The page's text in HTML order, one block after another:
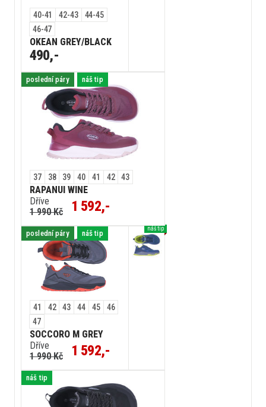
40-41 42-43
44-45
46-47
OKEAN GREY/BLACK
490,-
poslední páry náš tip
37 38 39 40 41 42 43
RAPANUI WINE
Dříve
1 990 Kč
1 592,-
poslední páry náš tip
41 42 43 44 45
46
47
SOCCORO M GREY
Dříve
1 990 Kč
1 592,-
náš tip
náš tip